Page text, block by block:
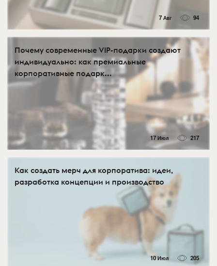
7 Авг 94
Почему современные VIP-подарки создают
индивидуально: как премиальные
корпоративные подарк...
17 Июл 217
Как создать мерч для корпоратива: идеи,
разработка концепции и производство
10 Июл 205